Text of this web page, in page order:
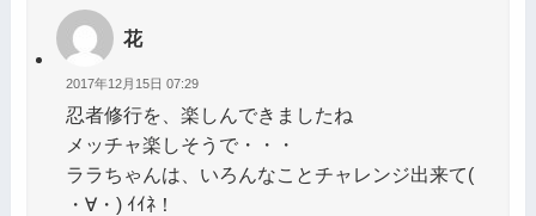
花
2017年12月15日 07:29
忍者修行を、楽しんできましたね
メッチャ楽しそうで・・・
ララちゃんは、いろんなことチャレンジ出来て(
・∀・) ｲｲﾈ！